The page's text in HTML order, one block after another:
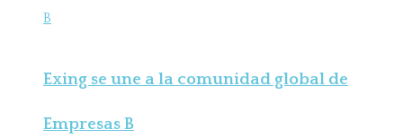
Exing se une a la comunidad global de
Empresas B